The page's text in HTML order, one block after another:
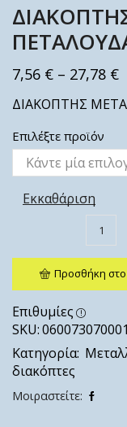
7,56 € – 27,78 €
ΔΙΑΚΟΠΤΗΣ
Επιλέξτε προϊόν
Εκκαθάριση
Προσθήκη στο
Επιθυμίες
SKU:
Κατηγορία:
διακόπτες
Μοιραστείτε: